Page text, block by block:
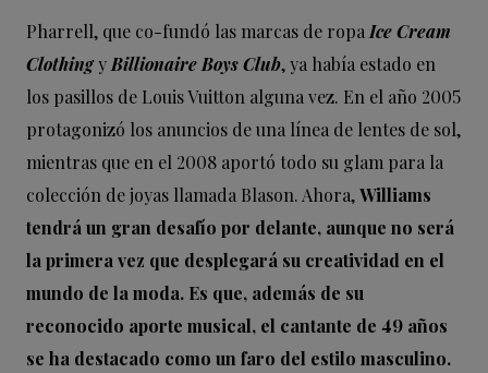
Pharrell, que co-fundó las marcas de ropa Ice Cream
Clothingy Billionaire Boys Club, ya había estado en
los pasillos de Louis Vuitton alguna vez. En el año 2005
protagonizó los anuncios de una línea de lentes de sol,
mientras que en el 2008 aportó todo su glam para la
colección de joyas llamada Blason. Ahora,Williams
tendrá un gran desafío por delante, aunque no será
la primera vez que desplegará su creatividad en el
mundo de la moda. Es que, además de su
reconocido aporte musical, el cantante de 49 años
se ha destacado como un faro del estilo masculino.